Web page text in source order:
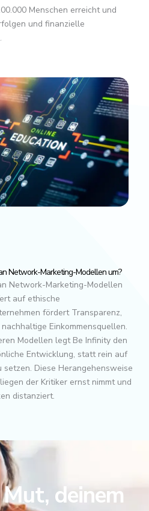
Menschen erreicht und
und finanzielle
Network-Marketing-Modellen um?
Network-Marketing-Modellen
auf ethische
fördert Transparenz,
Einkommensquellen.
Modellen legt Be Infinity den
Entwicklung, statt rein auf
Diese Herangehensweise
der Kritiker ernst nimmt und
distanziert.
deinem